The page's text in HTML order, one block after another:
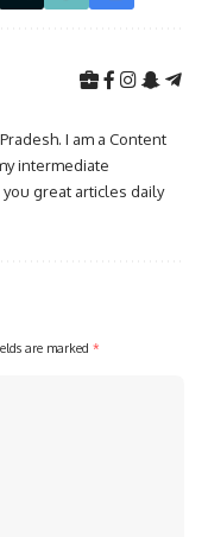
I am a Content
intermediate
great articles daily
are marked *